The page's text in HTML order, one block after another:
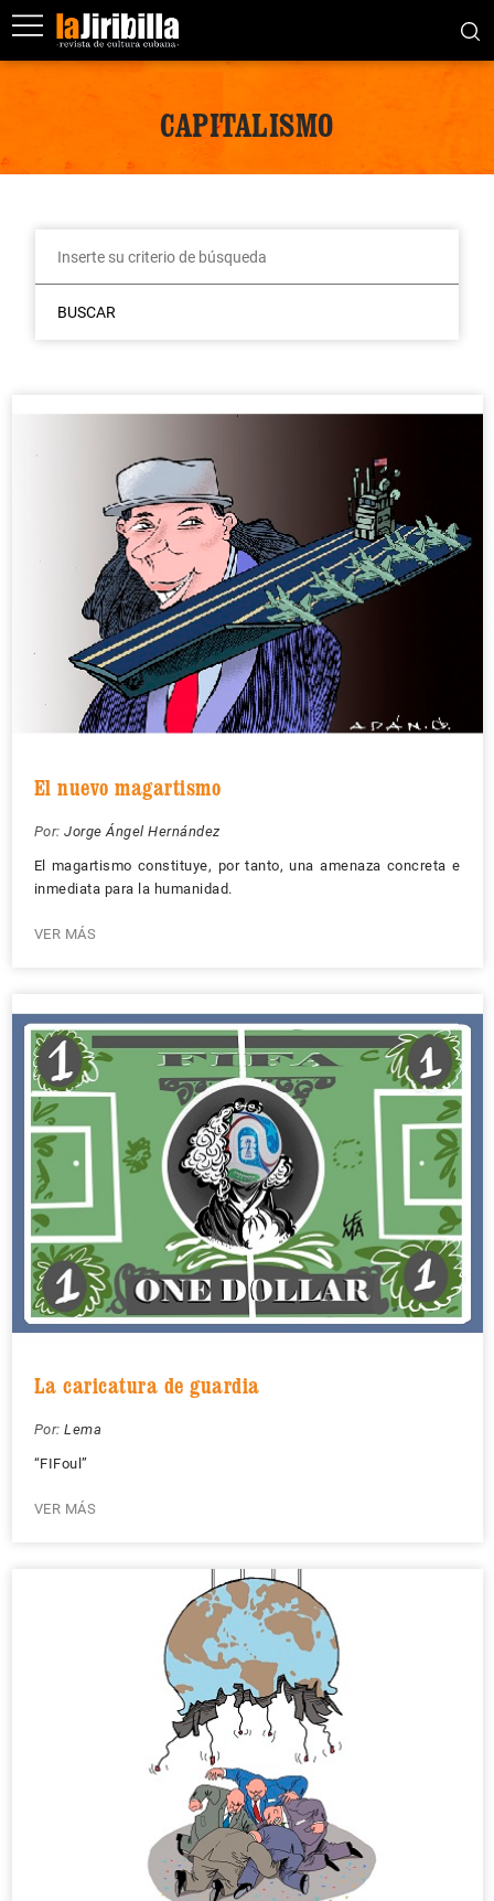
CAPITALISMO
BUSCAR
El nuevo magartismo
Por: Jorge Ángel Hernández
El magartismo constituye, por tanto, una amenaza concreta e
inmediata para la humanidad.
VER MÁS
La caricatura de guardia
Por: Lema
“FIFoul”
VER MÁS